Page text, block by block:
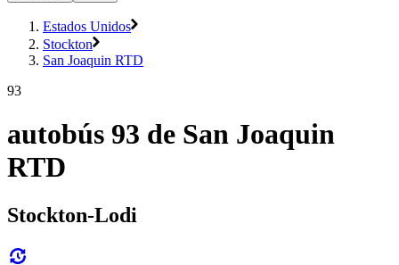
Estados Unidos
Stockton
San Joaquin RTD
93
autobús 93 de San Joaquin
RTD
Stockton-Lodi